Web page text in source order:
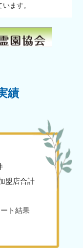
ます。
績
盟店合計
ト結果